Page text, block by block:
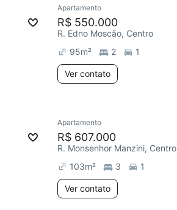
Apartamento
R$ 550.000
R. Edno Moscão, Centro
95m² 2 1
Ver contato
Apartamento
R$ 607.000
R. Monsenhor Manzini, Centro
103m² 3 1
Ver contato